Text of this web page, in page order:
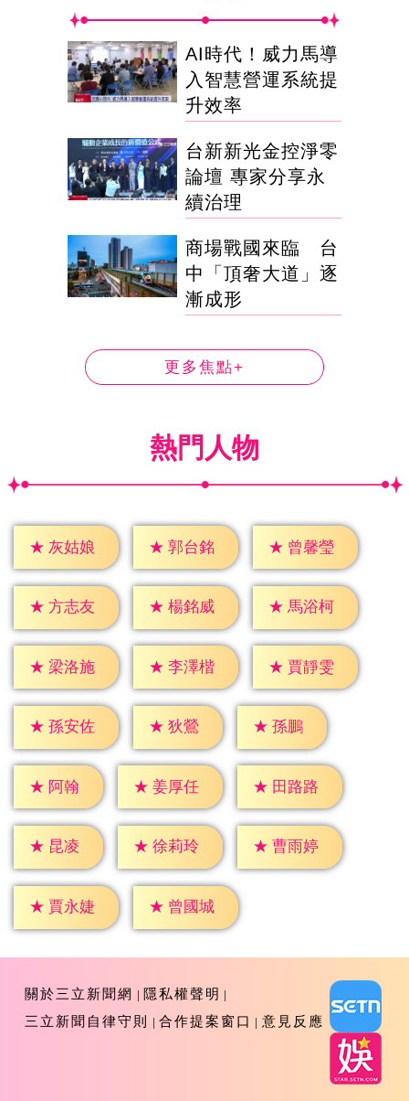
AI時代！威力馬導
入智慧營運系統提
升效率
台新新光金控淨零
論壇 專家分享永
續治理
商場戰國來臨 台
中「頂奢大道」逐
漸成形
更多焦點+
熱門人物
★ 灰姑娘 ★ 郭台銘 ★ 曾馨瑩
★ 方志友 ★ 楊銘威 ★ 馬浴柯
★ 梁洛施 ★ 李澤楷 ★ 賈靜雯
★ 孫安佐 ★ 狄鶯 ★ 孫鵬
★ 阿翰 ★ 姜厚任 ★ 田路路
★ 昆凌 ★ 徐莉玲 ★ 曹雨婷
★ 賈永婕 ★ 曾國城
關於三立新聞網
隱私權聲明
三立新聞自律守則
合作提案窗口 意見反應